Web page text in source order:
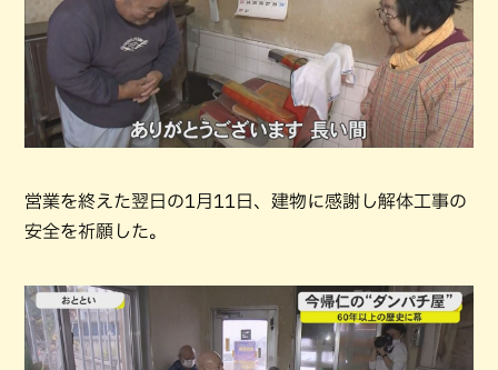
営業を終えた翌日の1月11日、建物に感謝し解体工事の
安全を祈願した。